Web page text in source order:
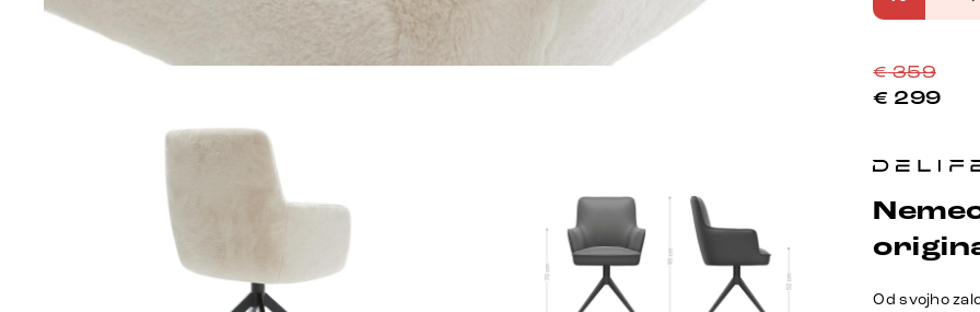
€359
€ 299
Od svojho